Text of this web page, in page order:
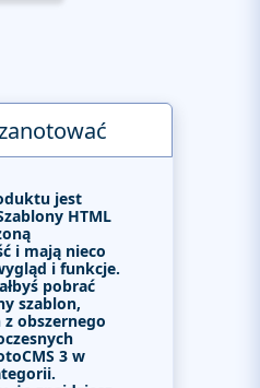
jest
HTML
i mają nieco
i funkcje.
pobrać
szablon,
obszernego
3 w